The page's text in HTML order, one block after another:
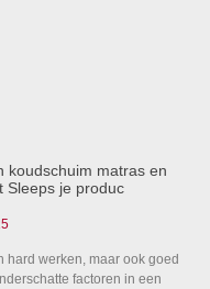
koudschuim matras en
Sleeps je produc
hard werken, maar ook goed
factoren in een